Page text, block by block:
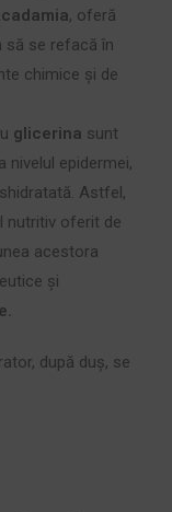
, oferă
să se refacă în
chimice şi de
glicerina sunt
nivelul epidermei,
Astfel,
nutritiv oferit de
acestora
şi
după duş, se